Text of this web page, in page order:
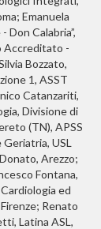
Emanuela
Don Calabria”,
Accreditato -
Bozzato,
1, ASST
Catanzariti,
Divisione di
(TN), APSS
USL
Arezzo;
Fontana,
ed
Renato
Latina ASL,